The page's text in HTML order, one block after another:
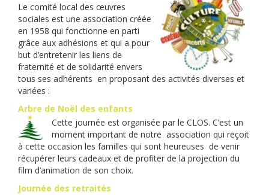
Le comité local des œuvres
sociales est une association créée
en 1958 qui fonctionne en parti
grâce aux adhésions et qui a pour
but d’entretenir les liens de
fraternité et de solidarité envers
tous ses adhérents en proposant des activités diverses et
variées :
Arbre de Noël des enfants
Cette journée est organisée par le CLOS. C’est un
moment important de notre association qui reçoit
à cette occasion les familles qui sont heureuses de venir
récupérer leurs cadeaux et de profiter de la projection du
film d’animation de son choix.
Journée des retraités